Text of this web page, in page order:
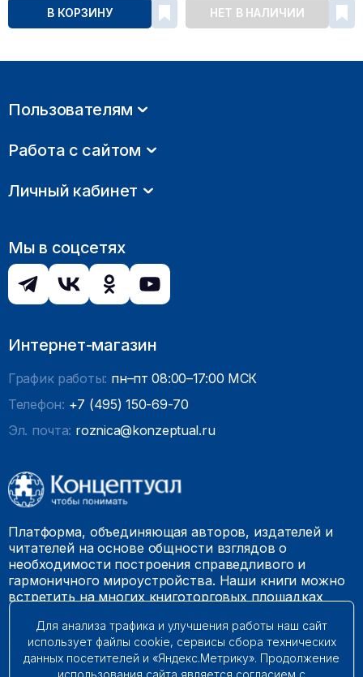
В КОРЗИНУ НЕТ В НАЛИЧИИ
Пользователям
Работа с сайтом
Личный кабинет
Мы в соцсетях
Интернет-магазин
График работы: пн–пт 08:00–17:00 МСК
Телефон: +7 (495) 150-69-70
Эл. почта: roznica@konzeptual.ru
Платформа, объединяющая авторов, издателей и
читателей на основе общности взглядов о
необходимости построения справедливого и
гармоничного мироустройства. Наши книги можно
встретить на многих книготорговых площадках
© 2009 – 2026. Все права защищены.
Для анализа трафика и улучшения работы наш сайт
использует файлы cookie, сервисы сбора технических
данных посетителей и «Яндекс.Метрику». Продолжение
использования сайта является согласием с